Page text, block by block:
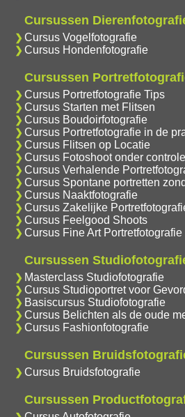
Cursussen
Cursus Vogelfotografie
Cursus Hondenfotografie
Cursussen
Cursus Portretfotografie Tips
Cursus Starten met Flitsen
Cursus Boudoirfotografie
Cursus Portretfotografie in de
Cursus Flitsen op Locatie
Cursus Fotoshoot onder controle
Cursus Verhalende
Cursus Spontane portretten
Cursus Naaktfotografie
Cursus Zakelijke
Cursus Feelgood Shoots
Cursus Fine Art Portretfotografie
Cursussen
Masterclass Studiofotografie
Cursus Studioportret voor
Basiscursus Studiofotografie
Cursus Belichten als de oude
Cursus Fashionfotografie
Cursussen
Cursus Bruidsfotografie
Cursussen